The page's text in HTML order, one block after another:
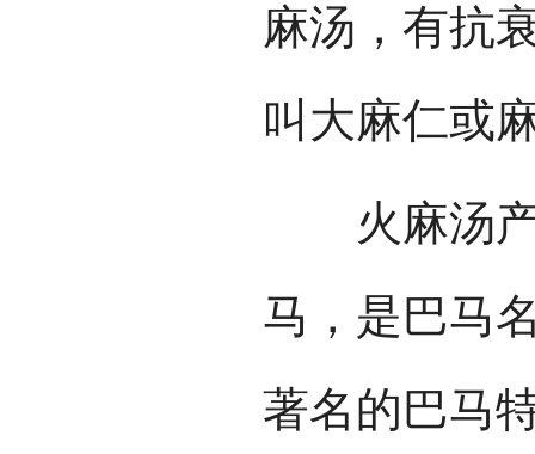
麻汤，有抗
叫大麻仁或
火麻汤产
马，是巴马
著名的巴马